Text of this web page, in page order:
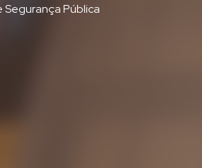
Segurança Pública